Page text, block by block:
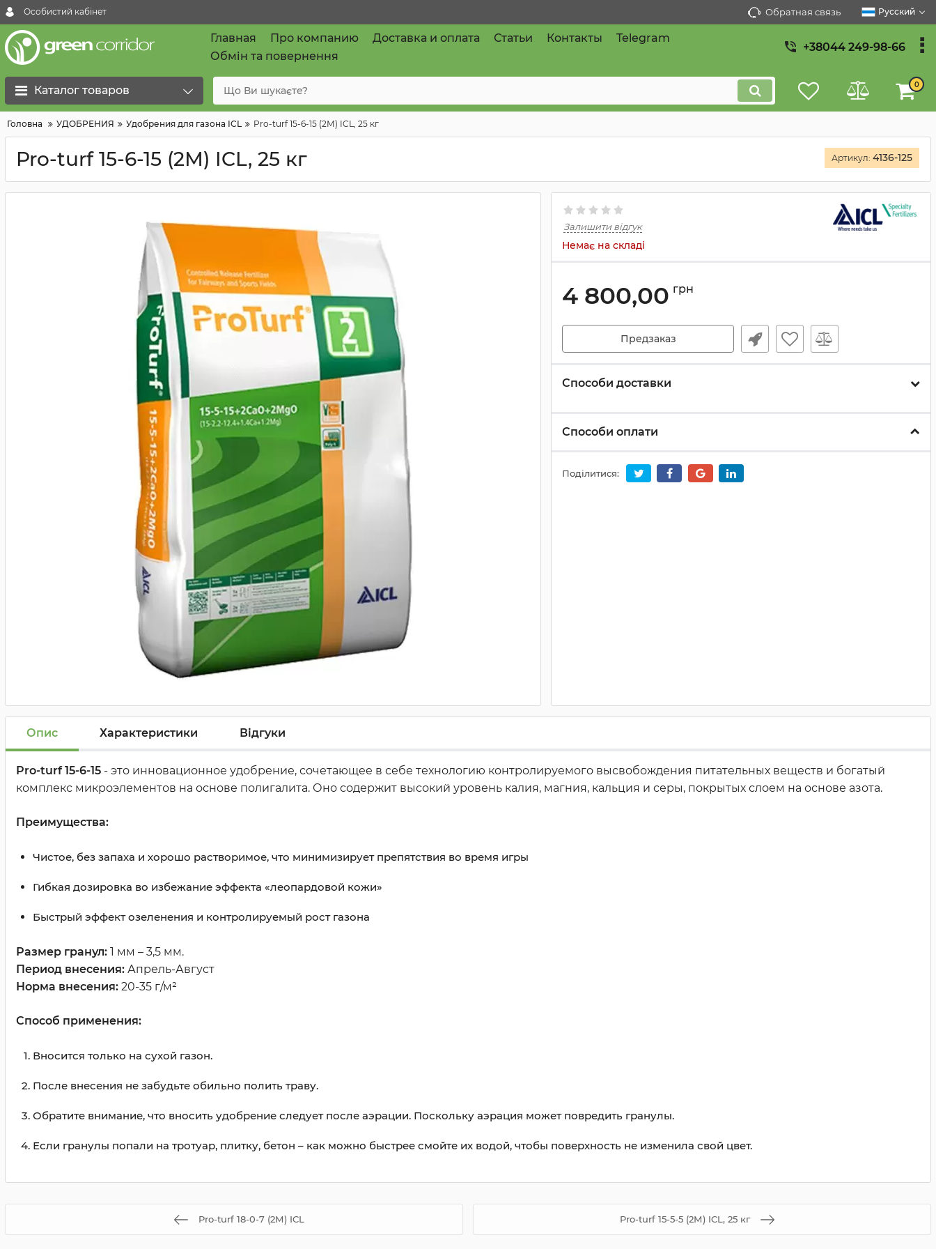
Особистий кабінет Обратная связь Русский
Главная Про компанию Доставка и оплата Статьи Контакты
Telegram
Обмін та повернення
+38044 249-98-66
Каталог товаров 0
Головна УДОБРЕНИЯ Удобрения для газона ICL Pro-turf 15-6-15 (2М) ICL, 25 кг
Pro-turf 15-6-15 (2М) ICL, 25 кг Артикул: 4136-125
Залишити відгук
Немає на складі
4 800,00 грн
Предзаказ
Способи доставки
Способи оплати
Поділитися:
Опис Характеристики Відгуки
Pro-turf 15-6-15 - это инновационное удобрение, сочетающее в себе технологию контролируемого высвобождения питательных веществ и богатый
комплекс микроэлементов на основе полигалита. Оно содержит высокий уровень калия, магния, кальция и серы, покрытых слоем на основе азота.
Преимущества:
Чистое, без запаха и хорошо растворимое, что минимизирует препятствия во время игры
Гибкая дозировка во избежание эффекта «леопардовой кожи»
Быстрый эффект озеленения и контролируемый рост газона
Размер гранул: 1 мм – 3,5 мм.
Период внесения: Апрель-Август
Норма внесения: 20-35 г/м²
Способ применения:
Вносится только на сухой газон.
После внесения не забудьте обильно полить траву.
Обратите внимание, что вносить удобрение следует после аэрации. Поскольку аэрация может повредить гранулы.
Если гранулы попали на тротуар, плитку, бетон – как можно быстрее смойте их водой, чтобы поверхность не изменила свой цвет.
Pro-turf 18-0-7 (2М) ICL Pro-turf 15-5-5 (2М) ICL, 25 кг